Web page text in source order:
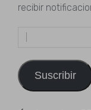
recibir
Dirección
email
Suscribir